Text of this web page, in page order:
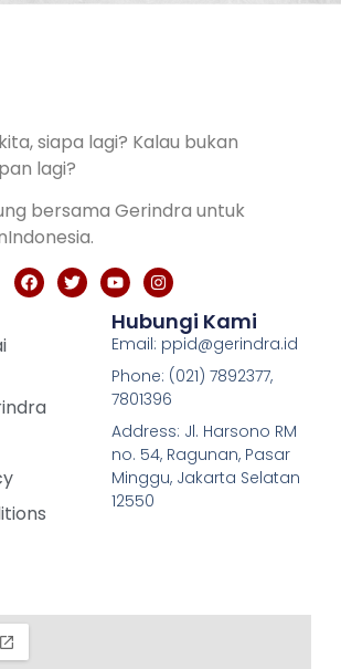
siapa lagi? Kalau bukan
lagi?
bersama Gerindra untuk
Hubungi Kami
Email: ppid@gerindra.id
Phone: (021) 7892377,
7801396
Address: Jl. Harsono RM
no. 54, Ragunan, Pasar
Minggu, Jakarta Selatan
12550